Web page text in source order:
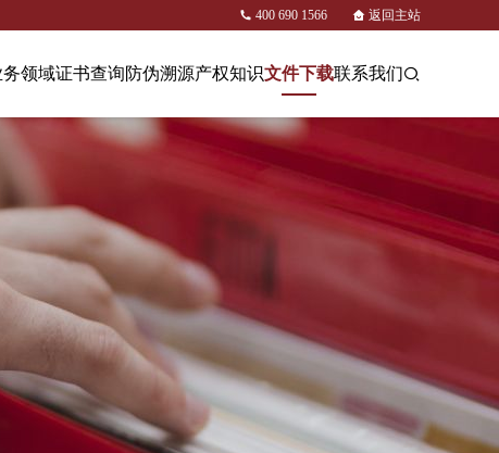
400 690 1566 返回主站
务领域证书查询防伪溯源产权知识文件下载联系我们